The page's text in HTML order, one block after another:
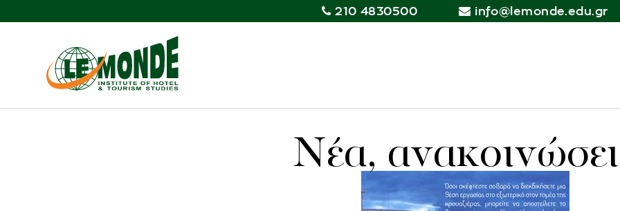
210 4830500 info@lemonde.edu.gr
Νέα,